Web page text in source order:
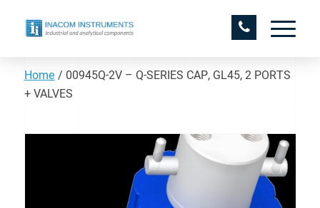
Home / 00945Q-2V – Q-SERIES CAP, GL45, 2 PORTS
+ VALVES